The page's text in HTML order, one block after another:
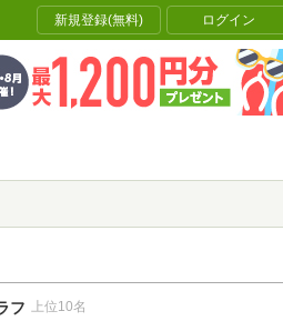
新規登録(無料) ログイン
フ 上位10名